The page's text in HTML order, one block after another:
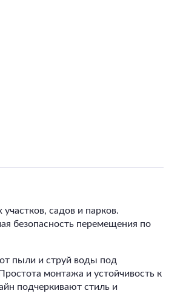
садов и парков.
безопасность перемещения по
пыли и струй воды под
монтажа и устойчивость к
подчеркивают стиль и